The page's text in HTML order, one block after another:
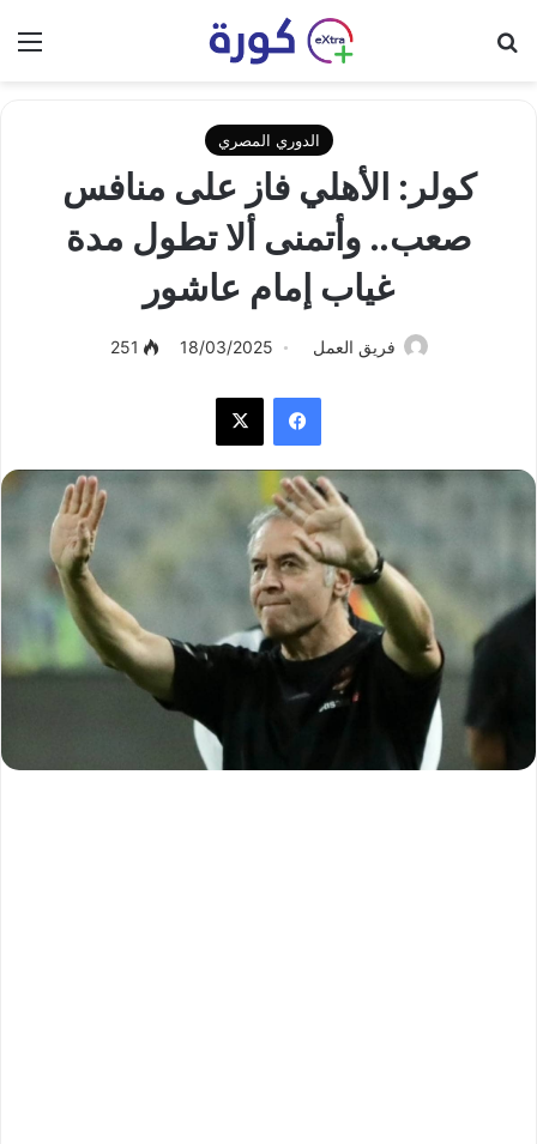
الدوري المصري
كولر: الأهلي فاز على منافس
صعب.. وأتمنى ألا تطول مدة
غياب إمام عاشور
فريق العمل 18/03/2025
251
فيسبوك